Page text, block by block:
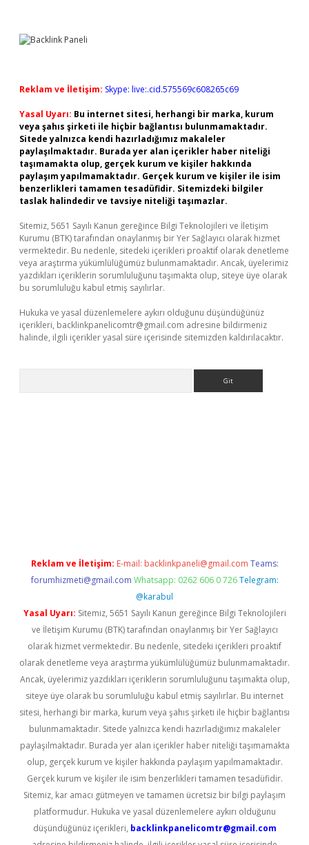
Reklam ve İletişim: Skype: live:.cid.575569c608265c69
Yasal Uyarı: Bu internet sitesi, herhangi bir marka, kurum
veya şahıs şirketi ile hiçbir bağlantısı bulunmamaktadır.
Sitede yalnızca kendi hazırladığımız makaleler
paylaşılmaktadır. Burada yer alan içerikler haber niteliği
taşımamakta olup, gerçek kurum ve kişiler hakkında
paylaşım yapılmamaktadır. Gerçek kurum ve kişiler ile isim
benzerlikleri tamamen tesadüfidir. Sitemizdeki bilgiler
taslak halindedir ve tavsiye niteliği taşımazlar.
Sitemiz, 5651 Sayılı Kanun gereğince Bilgi Teknolojileri ve İletişim
Kurumu (BTK) tarafından onaylanmış bir Yer Sağlayıcı olarak hizmet
vermektedir. Bu nedenle, sitedeki içerikleri proaktif olarak denetleme
veya araştırma yükümlülüğümüz bulunmamaktadır. Ancak, üyelerimiz
yazdıkları içeriklerin sorumluluğunu taşımakta olup, siteye üye olarak
bu sorumluluğu kabul etmiş sayılırlar.
Hukuka ve yasal düzenlemelere aykırı olduğunu düşündüğünüz
içerikleri, backlinkpanelicomtr@gmail.com adresine bildirmeniz
halinde, ilgili içerikler yasal süre içerisinde sitemizden kaldırılacaktır.
Reklam ve İletişim: E-mail: backlinkpaneli@gmail.com Teams:
forumhizmeti@gmail.com Whatsapp: 0262 606 0 726 Telegram:
@karabul
Yasal Uyarı: Sitemiz, 5651 Sayılı Kanun gereğince Bilgi Teknolojileri
ve İletişim Kurumu (BTK) tarafından onaylanmış bir Yer Sağlayıcı
olarak hizmet vermektedir. Bu nedenle, sitedeki içerikleri proaktif
olarak denetleme veya araştırma yükümlülüğümüz bulunmamaktadır.
Ancak, üyelerimiz yazdıkları içeriklerin sorumluluğunu taşımakta olup,
siteye üye olarak bu sorumluluğu kabul etmiş sayılırlar. Bu internet
sitesi, herhangi bir marka, kurum veya şahıs şirketi ile hiçbir bağlantısı
bulunmamaktadır. Sitede yalnızca kendi hazırladığımız makaleler
paylaşılmaktadır. Burada yer alan içerikler haber niteliği taşımamakta
olup, gerçek kurum ve kişiler hakkında paylaşım yapılmamaktadır.
Gerçek kurum ve kişiler ile isim benzerlikleri tamamen tesadüfidir.
Sitemiz, kar amacı gütmeyen ve tamamen ücretsiz bir bilgi paylaşım
platformudur. Hukuka ve yasal düzenlemelere aykırı olduğunu
düşündüğünüz içerikleri, backlinkpanelicomtr@gmail.com